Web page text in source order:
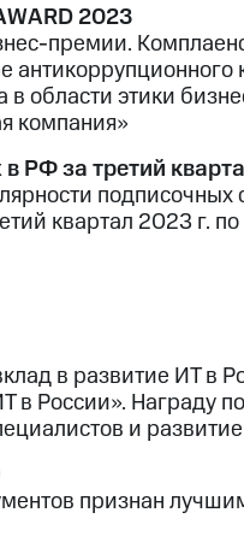
2023
премии.
области этики
компания»
РФ за третий
квартал 2023 г.
в развитие ИТ в
России». Награду
и
признан